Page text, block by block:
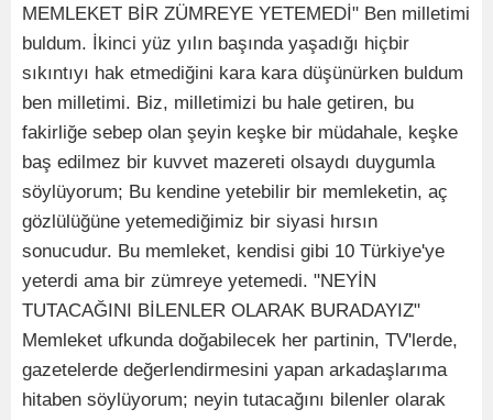
MEMLEKET BİR ZÜMREYE YETEMEDİ" Ben milletimi
buldum. İkinci yüz yılın başında yaşadığı hiçbir
sıkıntıyı hak etmediğini kara kara düşünürken buldum
ben milletimi. Biz, milletimizi bu hale getiren, bu
fakirliğe sebep olan şeyin keşke bir müdahale, keşke
baş edilmez bir kuvvet mazereti olsaydı duygumla
söylüyorum; Bu kendine yetebilir bir memleketin, aç
gözlülüğüne yetemediğimiz bir siyasi hırsın
sonucudur. Bu memleket, kendisi gibi 10 Türkiye'ye
yeterdi ama bir zümreye yetemedi. "NEYİN
TUTACAĞINI BİLENLER OLARAK BURADAYIZ"
Memleket ufkunda doğabilecek her partinin, TV'lerde,
gazetelerde değerlendirmesini yapan arkadaşlarıma
hitaben söylüyorum; neyin tutacağını bilenler olarak